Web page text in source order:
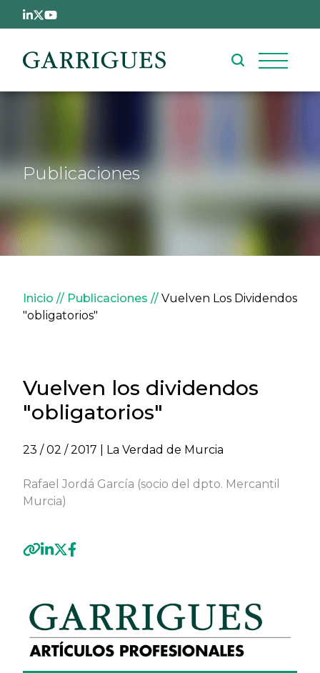
Pasar al contenido principal
Publicaciones
Sobrescribir enlaces de
Inicio Publicaciones
Vuelven Los Dividendos
"obligatorios"
Vuelven los dividendos
"obligatorios"
23 / 02 / 2017 | La Verdad de Murcia
Rafael Jordá García (socio del dpto. Mercantil
Murcia)